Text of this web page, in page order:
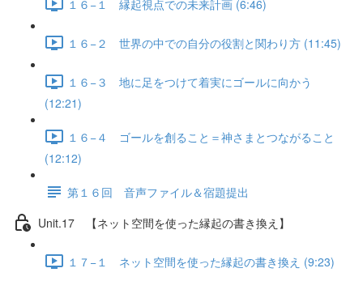
１６−１ 縁起視点での未来計画 (6:46)
１６−２ 世界の中での自分の役割と関わり方 (11:45)
１６−３ 地に足をつけて着実にゴールに向かう
(12:21)
１６−４ ゴールを創ること＝神さまとつながること
(12:12)
第１６回 音声ファイル＆宿題提出
Unit.17 【ネット空間を使った縁起の書き換え】
１７−１ ネット空間を使った縁起の書き換え (9:23)